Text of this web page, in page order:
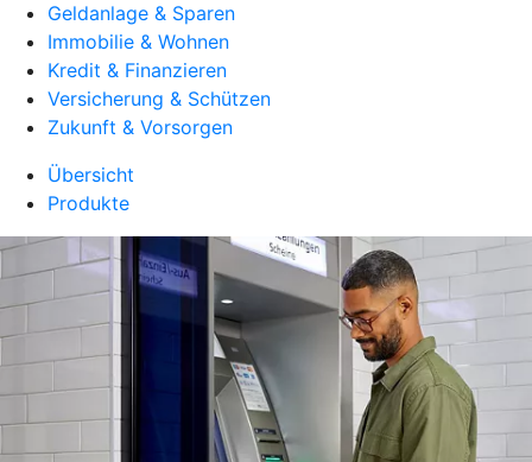
Geldanlage & Sparen
Immobilie & Wohnen
Kredit & Finanzieren
Versicherung & Schützen
Zukunft & Vorsorgen
Übersicht
Produkte